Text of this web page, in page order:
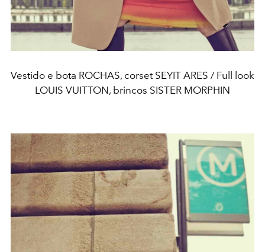
Vestido e bota ROCHAS, corset SEYIT ARES / Full look
LOUIS VUITTON, brincos SISTER MORPHIN